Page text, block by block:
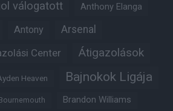
válogatott Anthony Elanga
Antony Arsenal
Center Átigazolások
Heaven Bajnokok Ligája
Brandon Williams